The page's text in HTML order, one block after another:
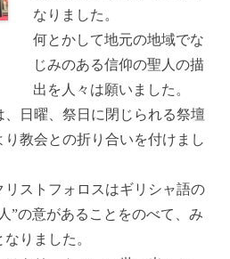
なりました。
何とかして地元の地域でな
じみのある信仰の聖人の描
出を人々は願いました。
日曜、祭日に閉じられる祭壇
教会との折り合いを付けまし
ストフォロスはギリシャ語の
”の意があることをのべて、み
りました。